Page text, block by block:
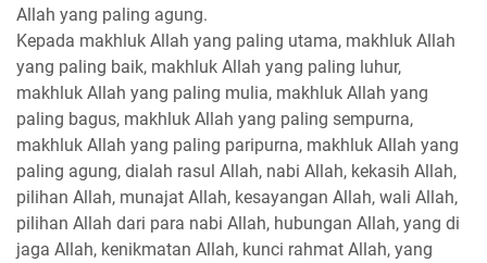
Allah yang paling agung.
Kepada makhluk Allah yang paling utama, makhluk Allah
yang paling baik, makhluk Allah yang paling luhur,
makhluk Allah yang paling mulia, makhluk Allah yang
paling bagus, makhluk Allah yang paling sempurna,
makhluk Allah yang paling paripurna, makhluk Allah yang
paling agung, dialah rasul Allah, nabi Allah, kekasih Allah,
pilihan Allah, munajat Allah, kesayangan Allah, wali Allah,
pilihan Allah dari para nabi Allah, hubungan Allah, yang di
jaga Allah, kenikmatan Allah, kunci rahmat Allah, yang